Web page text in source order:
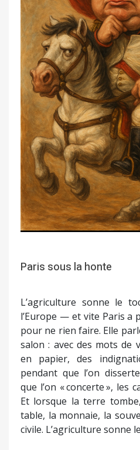
Paris sous la honte
L’agriculture sonne le
l’Europe — et vite Paris a
pour ne rien faire. Elle
salon : avec des mots de
en papier, des
pendant que l’on
que l’on « concerte », les
Et lorsque la terre
table, la monnaie, la
civile. L’agriculture sonne